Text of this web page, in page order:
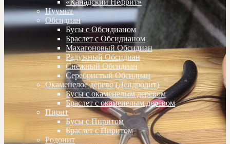
«Канадский Нефрит»
Нуумит
Обсидиан
Бусы с Обсидианом
Браслет с Обсидианом
Махагоновый Обсидиан
Радужный Обсидиан
Снежный Обсидиан
Серебристый Обсидиан
Окаменелое дерево (Дендролит)
Бусы с окаменелым деревом
Браслет с окаменелым деревом
Пирит
Бусы с Пиритом
Браслет с Пиритом
Родонит